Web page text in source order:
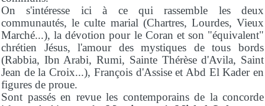
On s'intéresse ici à ce qui rassemble les deux
communautés, le culte marial (Chartres, Lourdes, Vieux
Marché...), la dévotion pour le Coran et son "équivalent"
chrétien Jésus, l'amour des mystiques de tous bords
(Rabbia, Ibn Arabi, Rumi, Sainte Thérèse d'Avila, Saint
Jean de la Croix...), François d'Assise et Abd El Kader en
figures de proue.
Sont passés en revue les contemporains de la concorde